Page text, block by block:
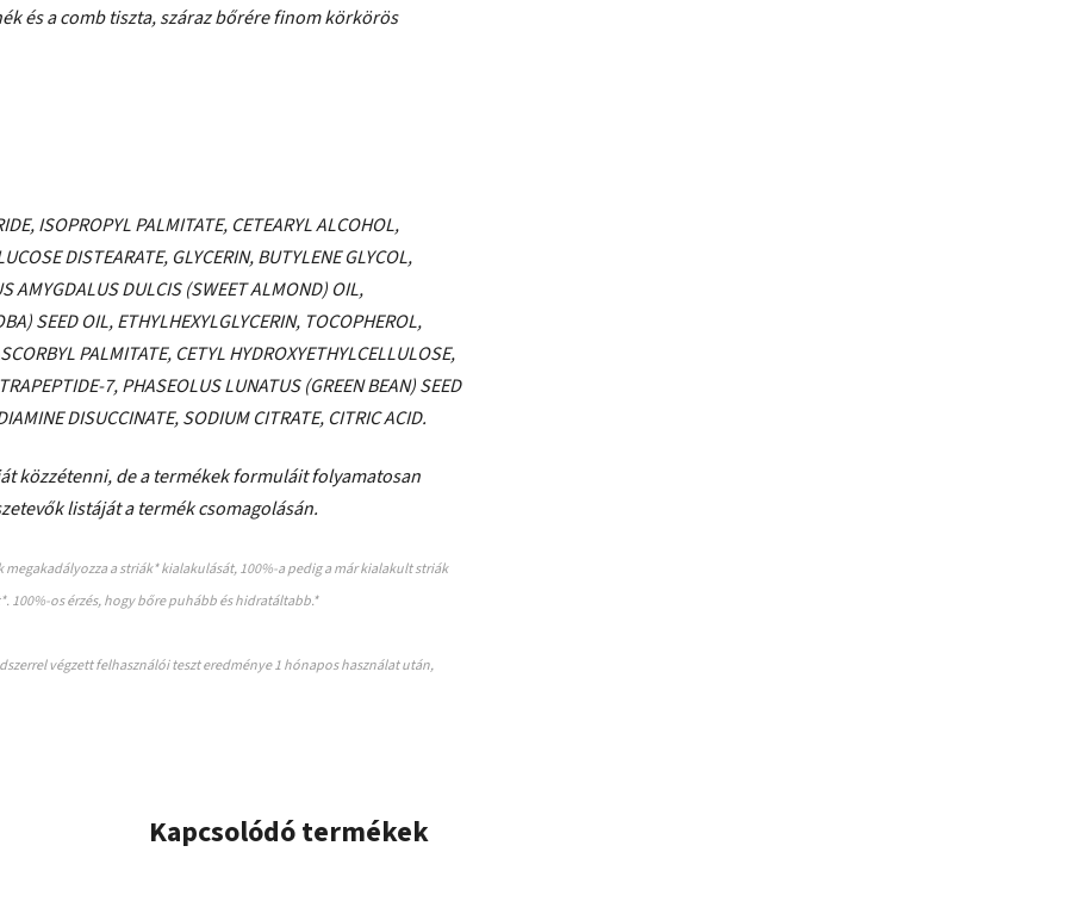
és a comb tiszta, száraz bőrére finom körkörös
ISOPROPYL PALMITATE, CETEARYL ALCOHOL,
DISTEARATE, GLYCERIN, BUTYLENE GLYCOL,
AMYGDALUS DULCIS (SWEET ALMOND) OIL,
SEED OIL, ETHYLHEXYLGLYCERIN, TOCOPHEROL,
PALMITATE, CETYL HYDROXYETHYLCELLULOSE,
7, PHASEOLUS LUNATUS (GREEN BEAN) SEED
DISUCCINATE, SODIUM CITRATE, CITRIC ACID.
közzétenni, de a termékek formuláit folyamatosan
listáját a termék csomagolásán.
a striák* kialakulását, 100%-a pedig a már kialakult striák
100%-os érzés, hogy bőre puhább és hidratáltabb.*
végzett felhasználói teszt eredménye 1 hónapos használat után,
Kapcsolódó termékek